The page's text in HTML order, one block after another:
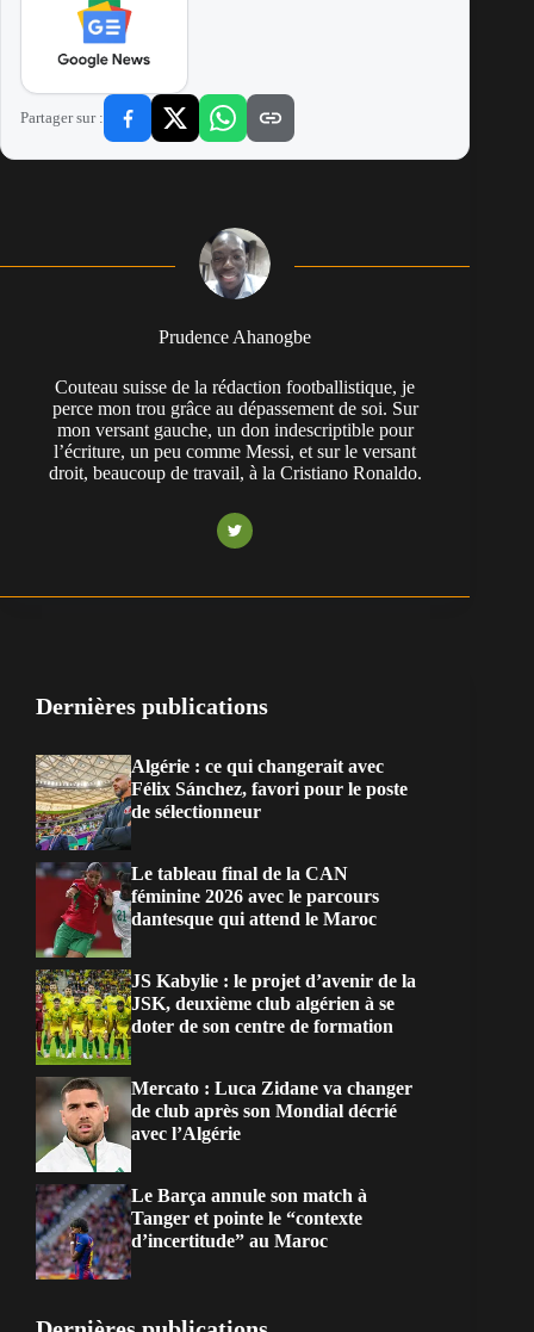
Partager sur :
Prudence Ahanogbe
Couteau suisse de la rédaction footballistique, je
perce mon trou grâce au dépassement de soi. Sur
mon versant gauche, un don indescriptible pour
l’écriture, un peu comme Messi, et sur le versant
droit, beaucoup de travail, à la Cristiano Ronaldo.
Dernières publications
Algérie : ce qui changerait avec
Félix Sánchez, favori pour le poste
de sélectionneur
Le tableau final de la CAN
féminine 2026 avec le parcours
dantesque qui attend le Maroc
JS Kabylie : le projet d’avenir de la
JSK, deuxième club algérien à se
doter de son centre de formation
Mercato : Luca Zidane va changer
de club après son Mondial décrié
avec l’Algérie
Le Barça annule son match à
Tanger et pointe le “contexte
d’incertitude” au Maroc